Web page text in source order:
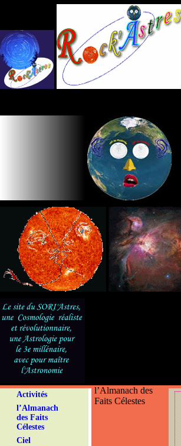
Activités
l’Almanach
des Faits
Célestes
Ciel
l’Almanach des
Faits Célestes
Panneau de gestion des cookies